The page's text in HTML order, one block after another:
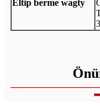
Eltip berme wagty